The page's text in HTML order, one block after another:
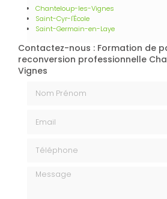
Formation d'études paysagères
Formation en études paysagères pour
Formation en aménagement paysager
Diplôme en études paysagères et
territoire
Études paysagères pour conception de
verts
Programme de formation en architecture
Chanteloup-les-Vignes
proximité de :
Saint-Cyr-l'École
Contactez-nous : Formation de